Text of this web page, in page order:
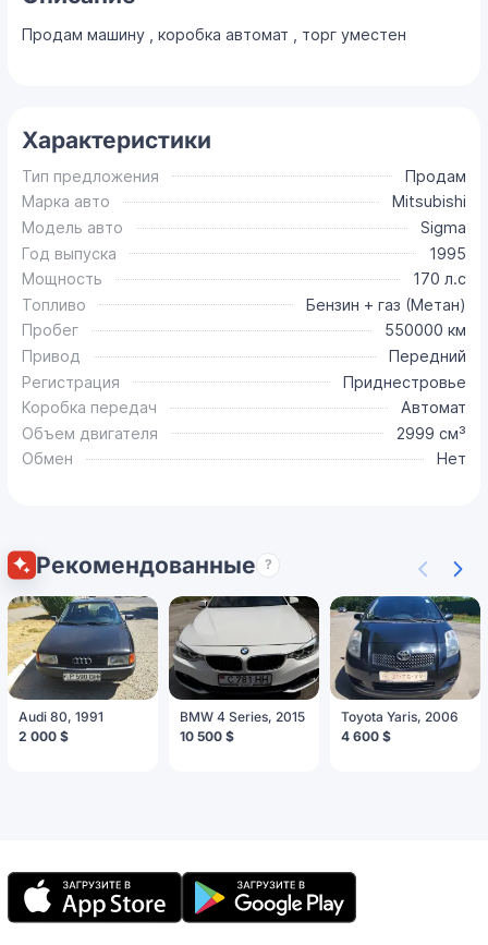
Продам машину , коробка автомат , торг уместен
Характеристики
Тип предложения
Продам
Марка авто
Mitsubishi
Модель авто
Sigma
Год выпуска
1995
Мощность
170 л.с
Топливо
Бензин + газ (Метан)
Пробег
550000 км
Привод
Передний
Регистрация
Приднестровье
Коробка передач
Автомат
Объем двигателя
2999 см³
Обмен
Нет
Рекомендованные ?
Audi 80, 1991
2 000 $
BMW 4 Series, 2015
10 500 $
Toyota Yaris, 2006
4 600 $
Мобильное
приложение